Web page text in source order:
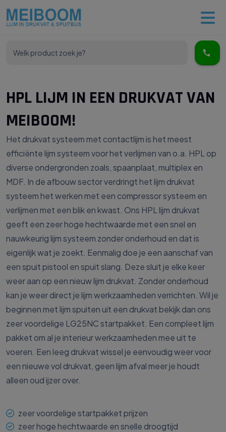
HPL LIJM IN EEN DRUKVAT VAN
MEIBOOM!
Het drukvat systeem met contactlijm is het meest
efficiënte lijm systeem voor het verlijmen van o.a. HPL op
diverse ondergronden zoals, spaanplaat, multiplex en
MDF. In de afbouw sector verdringt het lijm drukvat
systeem het werken met een compressor systeem en
verlijmen met een blik en kwast. Ons HPL lijm drukvat
geeft een zeer hoge hechtwaarde met een snel en
nauwkeurig lijm systeem zonder onderhoud en dat is
eigenlijk wat je zoekt. Eenmalig doe je een aanschaf van
een spuit pistool en spuit slang. Deze sluit je elke keer
weer aan op een nieuw lijm drukvat. Zonder onderhoud
kan je weer direct je lijm werkzaamheden verrichten. Wil je
beginnen met lijm spuiten uit een drukvat bekijk dan ons
zeer voordelige LG25NC startpakket. Een compleet lijm
pakket om al je interieur werkzaamheden mee uit te
voeren. Een leeg drukvat wissel je eenvoudig weer voor
een nieuwe vol drukvat, geen lijm afval meer je houdt
alleen oud ijzer over.
zeer voordelige startpakket prijzen
zeer hoge hechtwaarde en snelle droogtijd